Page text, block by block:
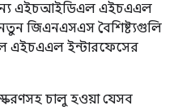
এইচআইডিএল এইচএএল
জিএনএসএস বৈশিষ্ট্যগুলি
এইচএএল ইন্টারফেসের
চালু হওয়া যেসব